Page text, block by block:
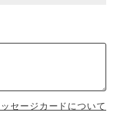
セージカードについて